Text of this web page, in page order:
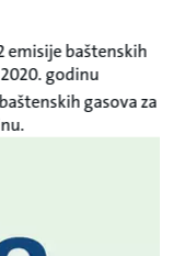
emisije baštenskih
godinu
gasova za